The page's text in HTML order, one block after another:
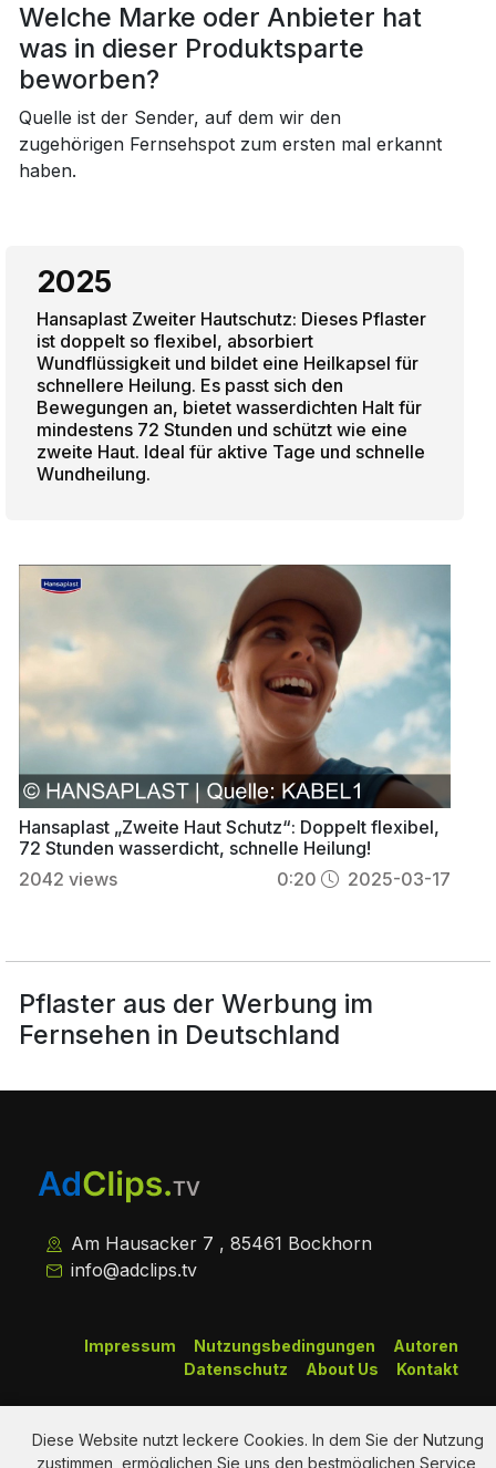
Diese Website nutzt leckere Cookies. In dem Sie der Nutzung
zustimmen, ermöglichen Sie uns den bestmöglichen Service,
Welche Marke oder Anbieter hat
was in dieser Produktsparte
beworben?
Quelle ist der Sender, auf dem wir den
zugehörigen Fernsehspot zum ersten mal erkannt
haben.
2025
Hansaplast Zweiter Hautschutz: Dieses Pflaster
ist doppelt so flexibel, absorbiert
Wundflüssigkeit und bildet eine Heilkapsel für
schnellere Heilung. Es passt sich den
Bewegungen an, bietet wasserdichten Halt für
mindestens 72 Stunden und schützt wie eine
zweite Haut. Ideal für aktive Tage und schnelle
Wundheilung.
Hansaplast „Zweite Haut Schutz“: Doppelt flexibel,
72 Stunden wasserdicht, schnelle Heilung!
2042 views 0:20 2025-03-17
Pflaster aus der Werbung im
Fernsehen in Deutschland
Am Hausacker 7 , 85461 Bockhorn
info@adclips.tv
Autoren
Nutzungsbedingungen
Impressum
Kontakt
About Us
Datenschutz